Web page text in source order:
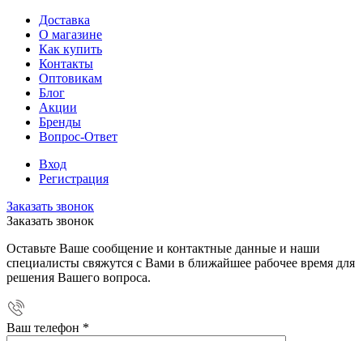
Доставка
О магазине
Как купить
Контакты
Оптовикам
Блог
Акции
Бренды
Вопрос-Ответ
Вход
Регистрация
Заказать звонок
Заказать звонок
Оставьте Ваше сообщение и контактные данные и наши
специалисты свяжутся с Вами в ближайшее рабочее время для
решения Вашего вопроса.
Ваш телефон *